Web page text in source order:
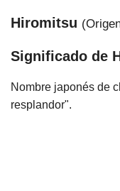
Bebé
Niños
Hiromitsu
Significado de
Nombre japonés de
resplandor".